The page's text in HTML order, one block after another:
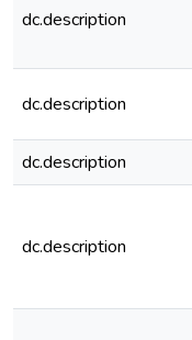
dc.description
dc.description
dc.description
dc.description